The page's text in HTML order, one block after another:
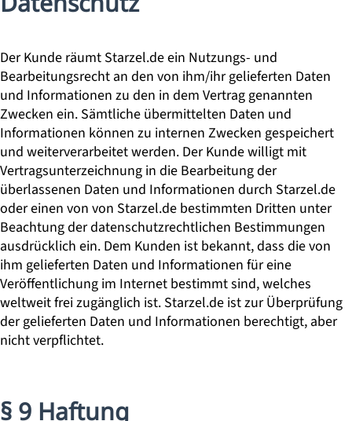
Der Kunde räumt Starzel.de ein Nutzungs- und
Bearbeitungsrecht an den von ihm/ihr gelieferten Daten
und Informationen zu den in dem Vertrag genannten
Zwecken ein. Sämtliche übermittelten Daten und
Informationen können zu internen Zwecken gespeichert
und weiterverarbeitet werden. Der Kunde willigt mit
Vertragsunterzeichnung in die Bearbeitung der
überlassenen Daten und Informationen durch Starzel.de
oder einen von von Starzel.de bestimmten Dritten unter
Beachtung der datenschutzrechtlichen Bestimmungen
ausdrücklich ein. Dem Kunden ist bekannt, dass die von
ihm gelieferten Daten und Informationen für eine
Veröffentlichung im Internet bestimmt sind, welches
weltweit frei zugänglich ist. Starzel.de ist zur Überprüfung
der gelieferten Daten und Informationen berechtigt, aber
nicht verpflichtet.
§ 9 Haftung